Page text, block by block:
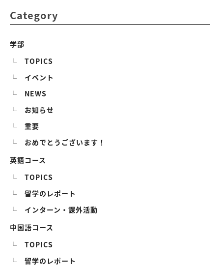
Category
学部
TOPICS
イベント
NEWS
お知らせ
重要
おめでとうございます！
英語コース
TOPICS
留学のレポート
インターン・課外活動
中国語コース
TOPICS
留学のレポート